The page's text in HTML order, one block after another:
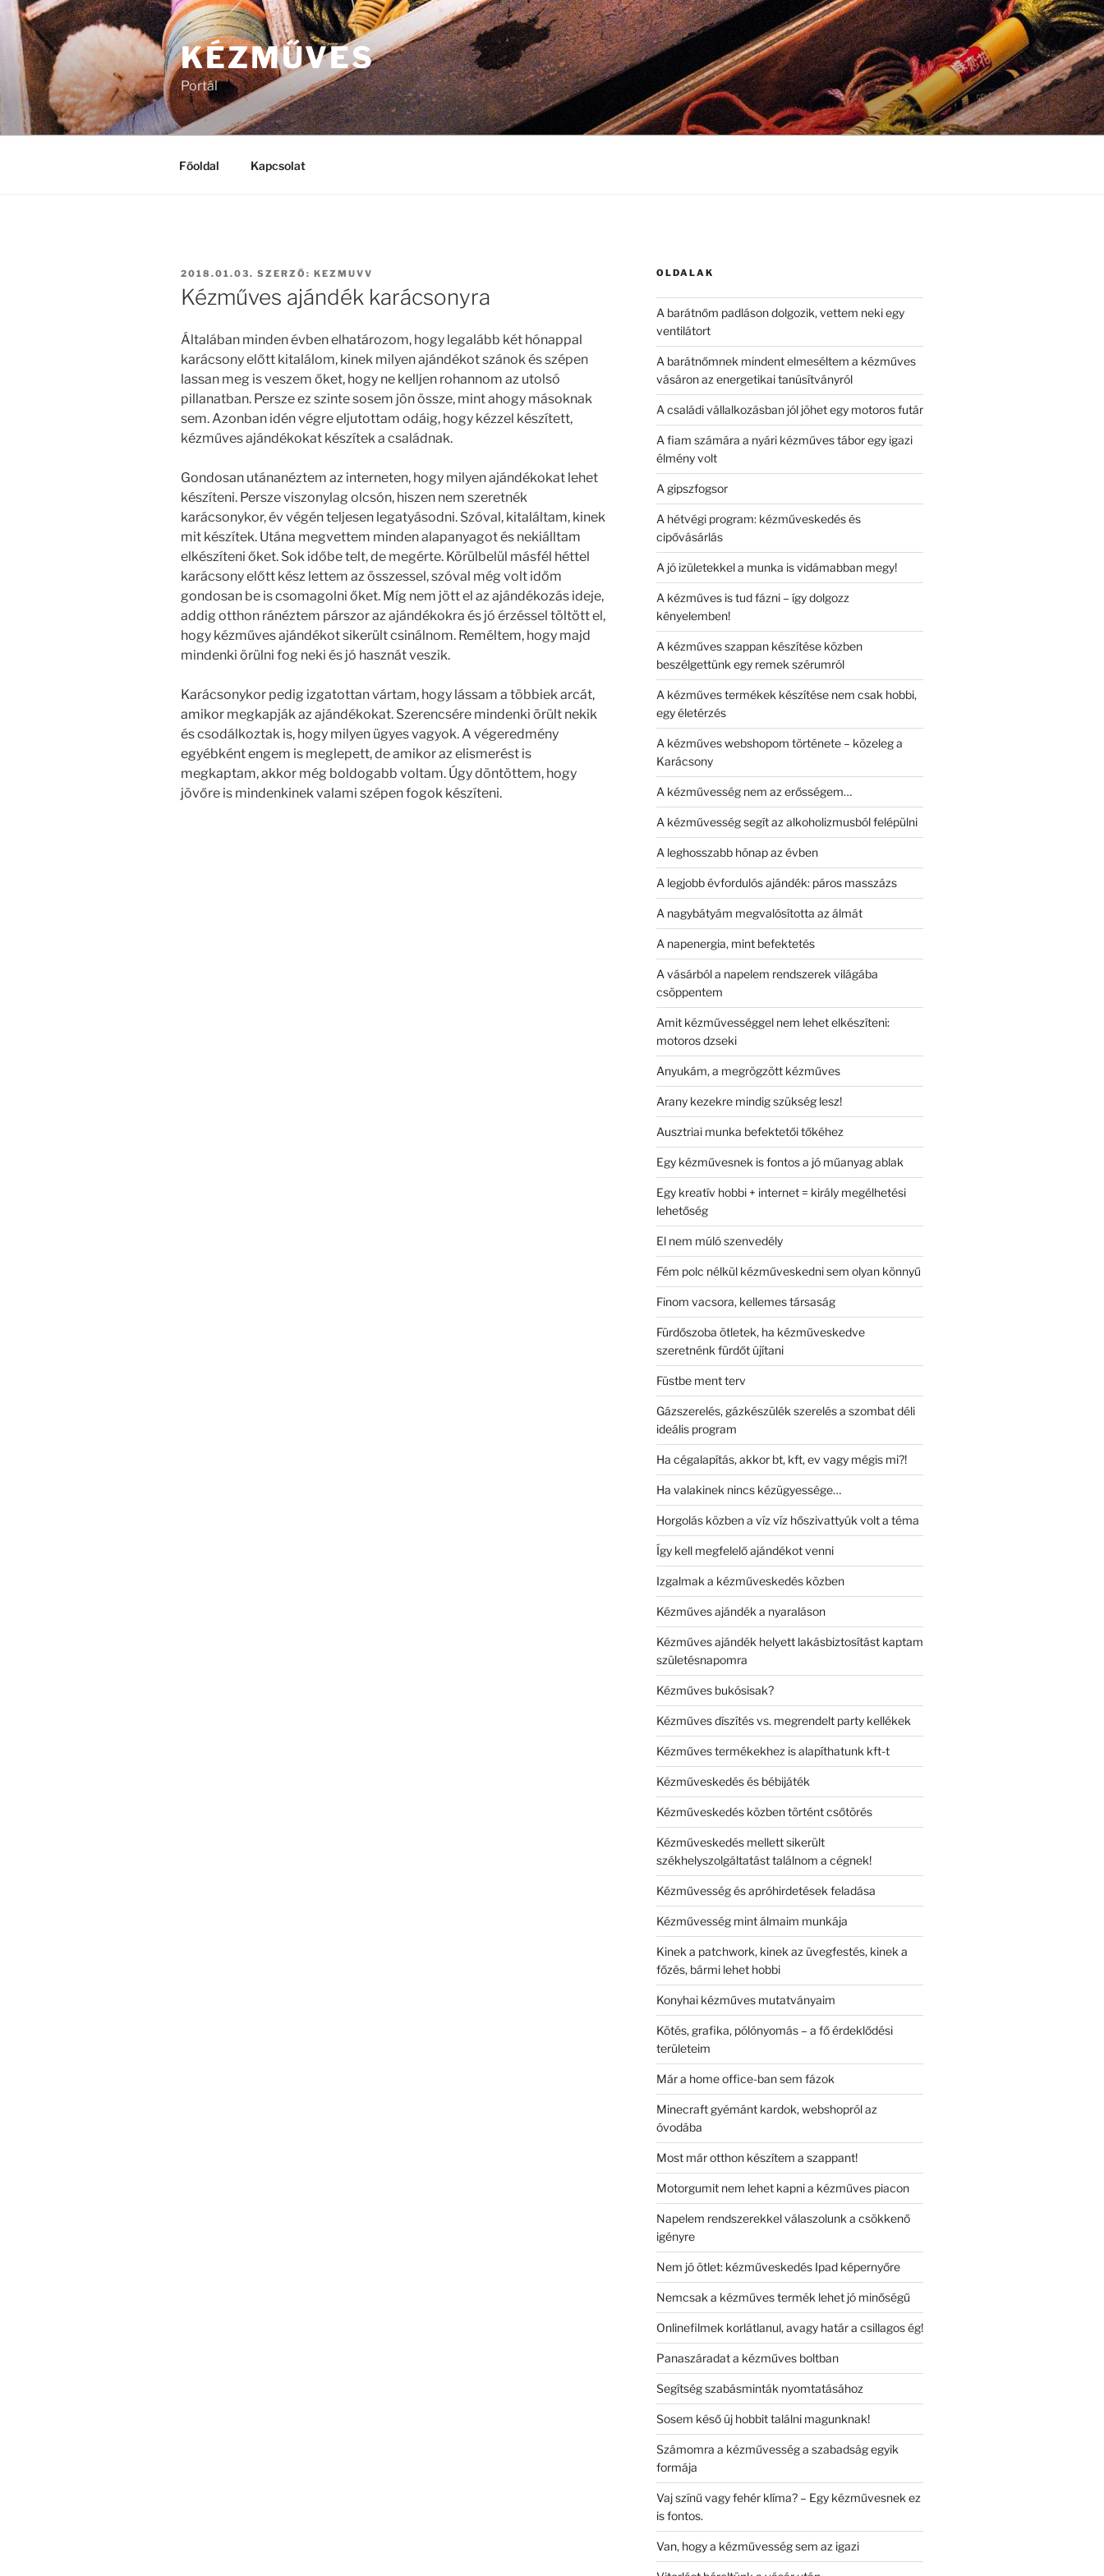
Tartalomhoz
KÉZMŰVES
Portál
Főoldal Kapcsolat
BEKÜLDVE:
2018.01.03. SZERZŐ: KEZMUVV
Kézműves ajándék karácsonyra
Általában minden évben elhatározom, hogy legalább két hónappal
karácsony előtt kitalálom, kinek milyen ajándékot szánok és szépen
lassan meg is veszem őket, hogy ne kelljen rohannom az utolsó
pillanatban. Persze ez szinte sosem jön össze, mint ahogy másoknak
sem. Azonban idén végre eljutottam odáig, hogy kézzel készített,
kézműves ajándékokat készítek a családnak.
Gondosan utánanéztem az interneten, hogy milyen ajándékokat lehet
készíteni. Persze viszonylag olcsón, hiszen nem szeretnék
karácsonykor, év végén teljesen legatyásodni. Szóval, kitaláltam, kinek
mit készítek. Utána megvettem minden alapanyagot és nekiálltam
elkészíteni őket. Sok időbe telt, de megérte. Körülbelül másfél héttel
karácsony előtt kész lettem az összessel, szóval még volt időm
gondosan be is csomagolni őket. Míg nem jött el az ajándékozás ideje,
addig otthon ránéztem párszor az ajándékokra és jó érzéssel töltött el,
hogy kézműves ajándékot sikerült csinálnom. Reméltem, hogy majd
mindenki örülni fog neki és jó hasznát veszik.
Karácsonykor pedig izgatottan vártam, hogy lássam a többiek arcát,
amikor megkapják az ajándékokat. Szerencsére mindenki örült nekik
és csodálkoztak is, hogy milyen ügyes vagyok. A végeredmény
egyébként engem is meglepett, de amikor az elismerést is
megkaptam, akkor még boldogabb voltam. Úgy döntöttem, hogy
jövőre is mindenkinek valami szépen fogok készíteni.
OLDALAK
A barátnőm padláson dolgozik, vettem neki egy
ventilátort
A barátnőmnek mindent elmeséltem a kézműves
vásáron az energetikai tanúsítványról
A családi vállalkozásban jól jöhet egy motoros futár
A fiam számára a nyári kézműves tábor egy igazi
élmény volt
A gipszfogsor
A hétvégi program: kézműveskedés és
cipővásárlás
A jó izületekkel a munka is vidámabban megy!
A kézműves is tud fázni – így dolgozz
kényelemben!
A kézműves szappan készítése közben
beszélgettünk egy remek szérumról
A kézműves termékek készítése nem csak hobbi,
egy életérzés
A kézműves webshopom története – közeleg a
Karácsony
A kézművesség nem az erősségem…
A kézművesség segít az alkoholizmusból felépülni
A leghosszabb hónap az évben
A legjobb évfordulós ajándék: páros masszázs
A nagybátyám megvalósította az álmát
A napenergia, mint befektetés
A vásárból a napelem rendszerek világába
csöppentem
Amit kézművességgel nem lehet elkészíteni:
motoros dzseki
Anyukám, a megrögzött kézműves
Arany kezekre mindig szükség lesz!
Ausztriai munka befektetői tőkéhez
Egy kézművesnek is fontos a jó műanyag ablak
Egy kreatív hobbi + internet = király megélhetési
lehetőség
El nem múló szenvedély
Fém polc nélkül kézműveskedni sem olyan könnyű
Finom vacsora, kellemes társaság
Fürdőszoba ötletek, ha kézműveskedve
szeretnénk fürdőt újítani
Füstbe ment terv
Gázszerelés, gázkészülék szerelés a szombat déli
ideális program
Ha cégalapítás, akkor bt, kft, ev vagy mégis mi?!
Ha valakinek nincs kézügyessége…
Horgolás közben a víz víz hőszivattyúk volt a téma
Így kell megfelelő ajándékot venni
Izgalmak a kézműveskedés közben
Kézműves ajándék a nyaraláson
Kézműves ajándék helyett lakásbiztosítást kaptam
születésnapomra
Kézműves bukósisak?
Kézműves díszítés vs. megrendelt party kellékek
Kézműves termékekhez is alapíthatunk kft-t
Kézműveskedés és bébijáték
Kézműveskedés közben történt csőtörés
Kézműveskedés mellett sikerült
székhelyszolgáltatást találnom a cégnek!
Kézművesség és apróhirdetések feladása
Kézművesség mint álmaim munkája
Kinek a patchwork, kinek az üvegfestés, kinek a
főzés, bármi lehet hobbi
Konyhai kézműves mutatványaim
Kötés, grafika, pólónyomás – a fő érdeklődési
területeim
Már a home office-ban sem fázok
Minecraft gyémánt kardok, webshopról az
óvodába
Most már otthon készítem a szappant!
Motorgumit nem lehet kapni a kézműves piacon
Napelem rendszerekkel válaszolunk a csökkenő
igényre
Nem jó ötlet: kézműveskedés Ipad képernyőre
Nemcsak a kézműves termék lehet jó minőségű
Onlinefilmek korlátlanul, avagy határ a csillagos ég!
Panaszáradat a kézműves boltban
Segítség szabásminták nyomtatásához
Sosem késő új hobbit találni magunknak!
Számomra a kézművesség a szabadság egyik
formája
Vaj színű vagy fehér klíma? – Egy kézművesnek ez
is fontos.
Van, hogy a kézművesség sem az igazi